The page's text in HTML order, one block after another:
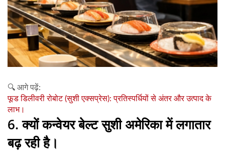
🔍 आगे पढ़ें:
फूड डिलीवरी रोबोट (सुशी एक्सप्रेस): प्रतिस्पर्धियों से अंतर और उत्पाद के
लाभ।
6. क्यों कन्वेयर बेल्ट सुशी अमेरिका में लगातार
बढ़ रही है।